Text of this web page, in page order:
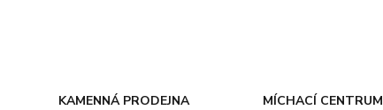
KAMENNÁ PRODEJNA
MÍCHACÍ CENTRUM